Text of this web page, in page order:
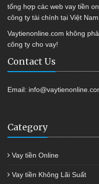
tổng hợp các web vay tiền
công ty tài chính tại Việt Nam
Vaytienonline.com không
công ty cho vay!
Contact Us
Email:
Category
Vay tiền Online
Vay tiền Không Lãi Suất